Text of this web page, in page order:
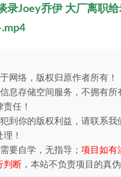
录Joey乔伊 大厂离职给
网络，版权归原作者所有！
息存储空间服务，不拥有所
任！
到你的版权利益，请联系我
！
要自学，无指导； 项目如有
判断 ，本站不负责项目的真伪